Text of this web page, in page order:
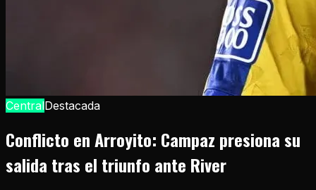
CentralDestacada
Conflicto en Arroyito: Campaz presiona su
salida tras el triunfo ante River